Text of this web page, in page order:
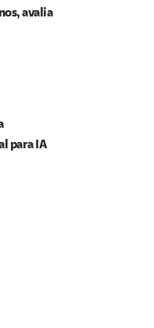
avalia
para IA